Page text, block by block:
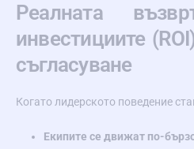
Реалната
инвестициите
съгласуване
Когато лидерското поведение
Екипите се движат по-